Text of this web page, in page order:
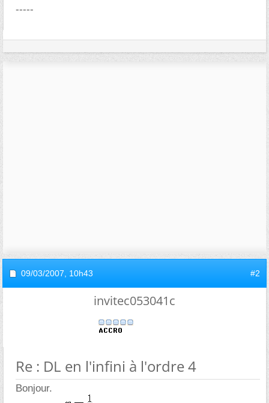
-----
09/03/2007, 10h43 #2
invitec053041c
Re : DL en l'infini à l'ordre 4
Bonjour.